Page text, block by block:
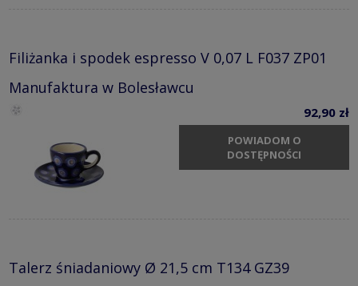
Filiżanka i spodek espresso V 0,07 L F037 ZP01
Manufaktura w Bolesławcu
92,90 zł
POWIADOM O
DOSTĘPNOŚCI
Talerz śniadaniowy Ø 21,5 cm T134 GZ39